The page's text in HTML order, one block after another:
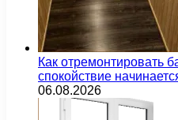
Как отремонтировать
спокойствие
06.08.2026